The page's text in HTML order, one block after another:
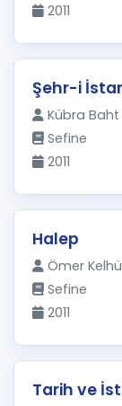
2011
Şehr-i
Kübra Baht
Sefine
2011
Halep
Ömer
Sefine
2011
Tarih ve